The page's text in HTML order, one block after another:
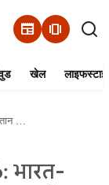
newspaper amp_stories
खेल
में
भारत-